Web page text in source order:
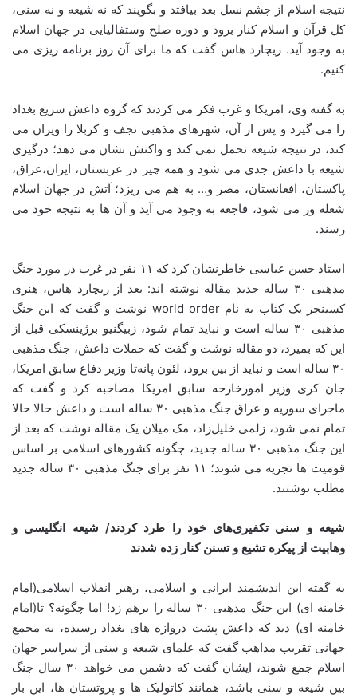
نتیجه اسلام از چشم نسل بعد بیافتد و بگویند که نه شیعه و نه سنی،
کل قرآن و اسلام کنار برود و دوره صلح وستفالیایی در جهان اسلام
به وجود آید. ریچارد هاس گفت که ما برای آن روز برنامه ریزی می
کنیم.
به گفته وی، امریکا و غرب فکر می کردند که گروه داعش سریع بغداد
را می گیرد و پس از آن، شهرهای مذهبی نجف و کربلا را ویران می
کند، در نتیجه شیعه تحمل نمی کند و واکنش نشان می دهد؛ درگیری
شیعه با داعش جدی می شود و همه چیز در عربستان، ایران،عراق،
پاکستان، افغانستان، مصر و… به هم می ریزد؛ آتش در جهان اسلام
شعله ور می شود، فاجعه به وجود می آید و آن ها به نتیجه خود می
رسند.
استاد حسن عباسی خاطرنشان کرد که ۱۱ نفر در غرب در مورد جنگ
مذهبی ۳۰ ساله جدید مقاله نوشته اند: بعد از ریچارد هاس، هنری
کسینجر یک کتاب به نام world order نوشت و گفت که این جنگ
مذهبی ۳۰ ساله است و نباید تمام شود، زبیگنیو برژینسکی قبل از
این که بمیرد، دو مقاله نوشت و گفت که حملات داعش، جنگ مذهبی
۳۰ ساله است و نباید از بین برود، لئون پانه‌تا وزیر دفاع سابق امریکا،
جان کری وزیر امورخارجه سابق امریکا مصاحبه کرد و گفت که
ماجرای سوریه و عراق جنگ مذهبی ۳۰ ساله است و داعش حالا حالا
تمام نمی شود، زلمی خلیل‌زاد، مک میلان یک مقاله نوشت که بعد از
این جنگ مذهبی ۳۰ ساله جدید، چگونه کشورهای اسلامی بر اساس
قومیت ها تجزیه می شوند؛ ۱۱ نفر برای جنگ مذهبی ۳۰ ساله جدید
مطلب نوشتند.
شیعه و سنی تکفیری‌های خود را طرد کردند/ شیعه انگلیسی و
وهابیت از پیکره تشیع و تسنن کنار زده شدند
به گفته این اندیشمند ایرانی و اسلامی، رهبر انقلاب اسلامی(امام
خامنه ای) این جنگ مذهبی ۳۰ ساله را برهم زد! اما چگونه؟ تا(امام
خامنه ای) دید که داعش پشت دروازه های بغداد رسیده، به مجمع
جهانی تقریب مذاهب گفت که علمای شیعه و سنی از سراسر جهان
اسلام جمع شوند، ایشان گفت که دشمن می خواهد ۳۰ سال جنگ
بین شیعه و سنی باشد، همانند کاتولیک ها و پروتستان ها، این بار